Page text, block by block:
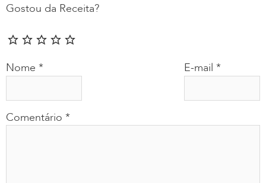
Gostou da Receita?
Comentário *
Nome * E-mail *